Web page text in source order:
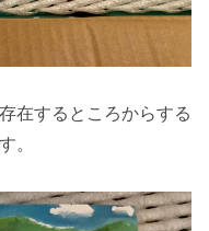
在するところからする
。